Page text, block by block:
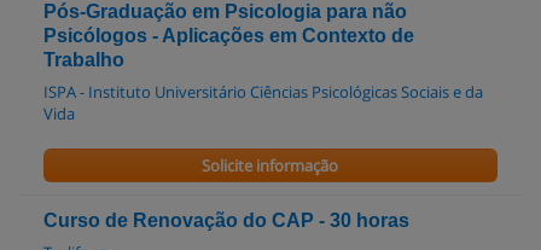
Pós-Graduação em Psicologia para não
Psicólogos - Aplicações em Contexto de
Trabalho
ISPA - Instituto Universitário Ciências Psicológicas Sociais e da
Vida
Solicite informação
Curso de Renovação do CAP - 30 horas